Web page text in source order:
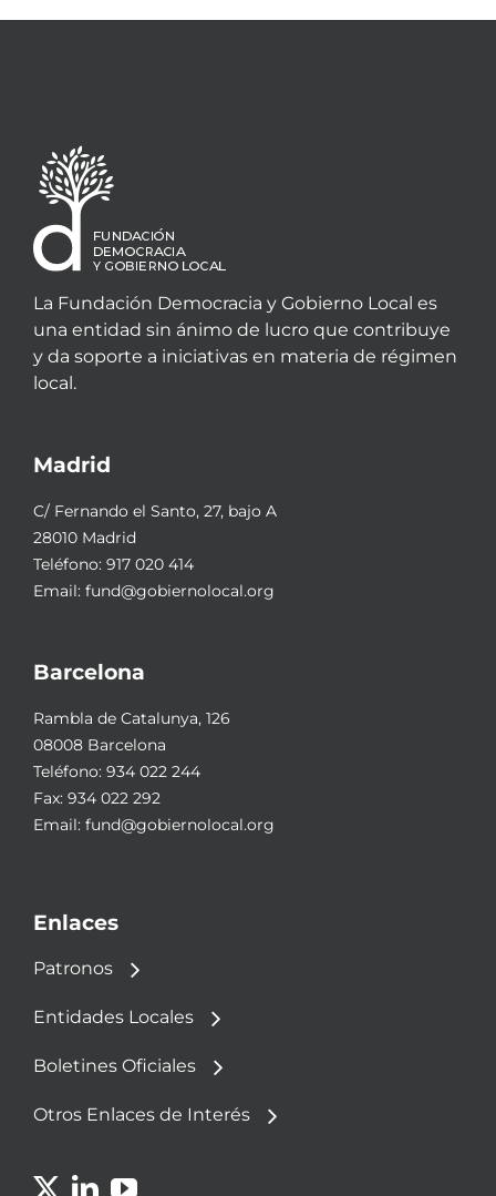
La Fundación Democracia y Gobierno Local es
una entidad sin ánimo de lucro que contribuye
y da soporte a iniciativas en materia de régimen
local.
Madrid
C/ Fernando el Santo, 27, bajo A
28010 Madrid
Teléfono: 917 020 414
Email: fund@gobiernolocal.org
Barcelona
Rambla de Catalunya, 126
08008 Barcelona
Teléfono: 934 022 244
Fax: 934 022 292
Email: fund@gobiernolocal.org
Enlaces
Patronos
Entidades Locales
Boletines Oficiales
Otros Enlaces de Interés